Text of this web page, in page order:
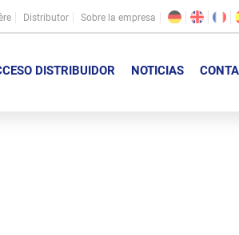
Distributor Sobre la empresa
DISTRIBUIDOR NOTICIAS